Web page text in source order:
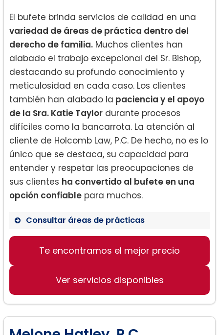
El bufete brinda servicios de calidad en una
variedad de áreas de práctica dentro del
derecho de familia. Muchos clientes han
alabado el trabajo excepcional del Sr. Bishop,
destacando su profundo conocimiento y
meticulosidad en cada caso. Los clientes
también han alabado la paciencia y el apoyo
de la Sra. Katie Taylor durante procesos
difíciles como la bancarrota. La atención al
cliente de Holcomb Law, P.C. De hecho, no es lo
único que se destaca, su capacidad para
entender y respetar las preocupaciones de
sus clientes ha convertido al bufete en una
opción confiable para muchos.
Consultar áreas de prácticas
Derecho de Familia
Defensa de DUI
Procesos de bancarrota
Te encontramos el mejor precio
Ver servicios disponibles